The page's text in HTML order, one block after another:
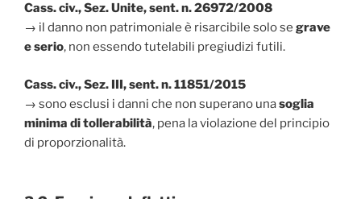
Cass. civ., Sez. Unite, sent. n. 26972/2008
→ il danno non patrimoniale è risarcibile solo se grave
e serio, non essendo tutelabili pregiudizi futili.
Cass. civ., Sez. III, sent. n. 11851/2015
→ sono esclusi i danni che non superano unasoglia
minima di tollerabilità, pena la violazione del principio
di proporzionalità.